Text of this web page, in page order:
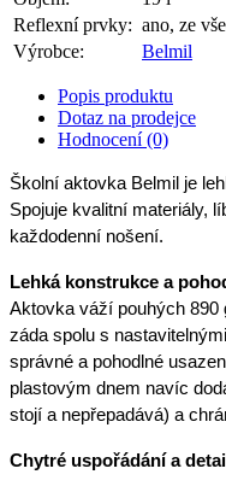
Reflexní prvky: ano, ze
Výrobce:
Belmil
Popis produktu
Dotaz na prodejce
Hodnocení (0)
Školní aktovka Belmil je
Spojuje kvalitní materiály,
každodenní nošení.
Lehká konstrukce a
Aktovka váží pouhých 890
záda spolu s
správné a pohodlné
plastovým dnem navíc
stojí a nepřepadává) a
Chytré uspořádání a